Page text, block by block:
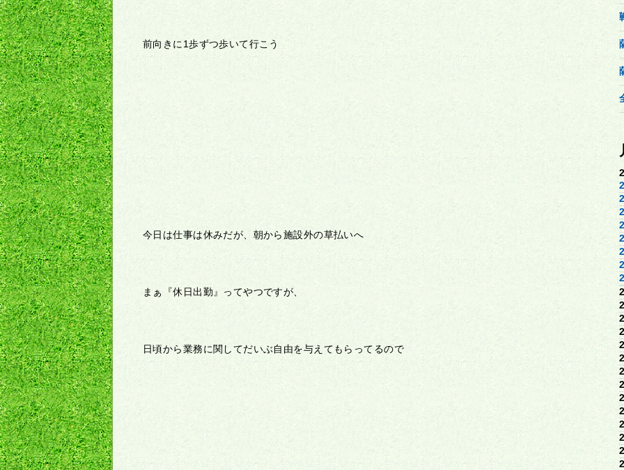
前向きに1歩ずつ歩いて行こう
今日は仕事は休みだが、朝から施設外の草払いへ
まぁ『休日出勤』ってやつですが、
日頃から業務に関してだいぶ自由を与えてもらってるので